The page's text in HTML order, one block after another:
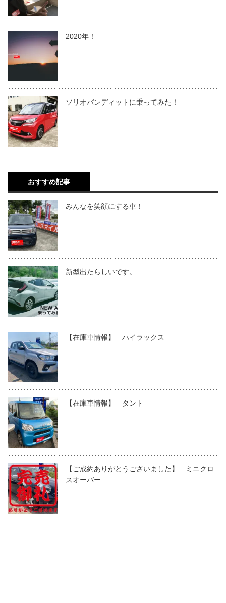
2020年！
ソリオバンディットに乗ってみた！
おすすめ記事
みんなを笑顔にする車！
新型出たらしいです。
【在庫車情報】 ハイラックス
【在庫車情報】 タント
【ご成約ありがとうございました】 ミニクロ
スオーバー